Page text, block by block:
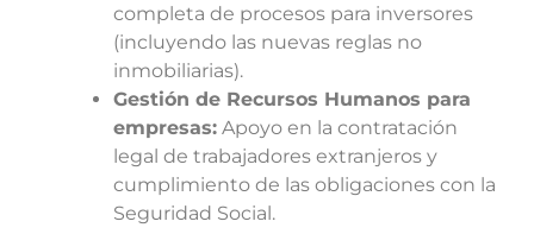
completa de procesos para inversores
(incluyendo las nuevas reglas no
inmobiliarias).
Gestión de Recursos Humanos para
empresas: Apoyo en la contratación
legal de trabajadores extranjeros y
cumplimiento de las obligaciones con la
Seguridad Social.